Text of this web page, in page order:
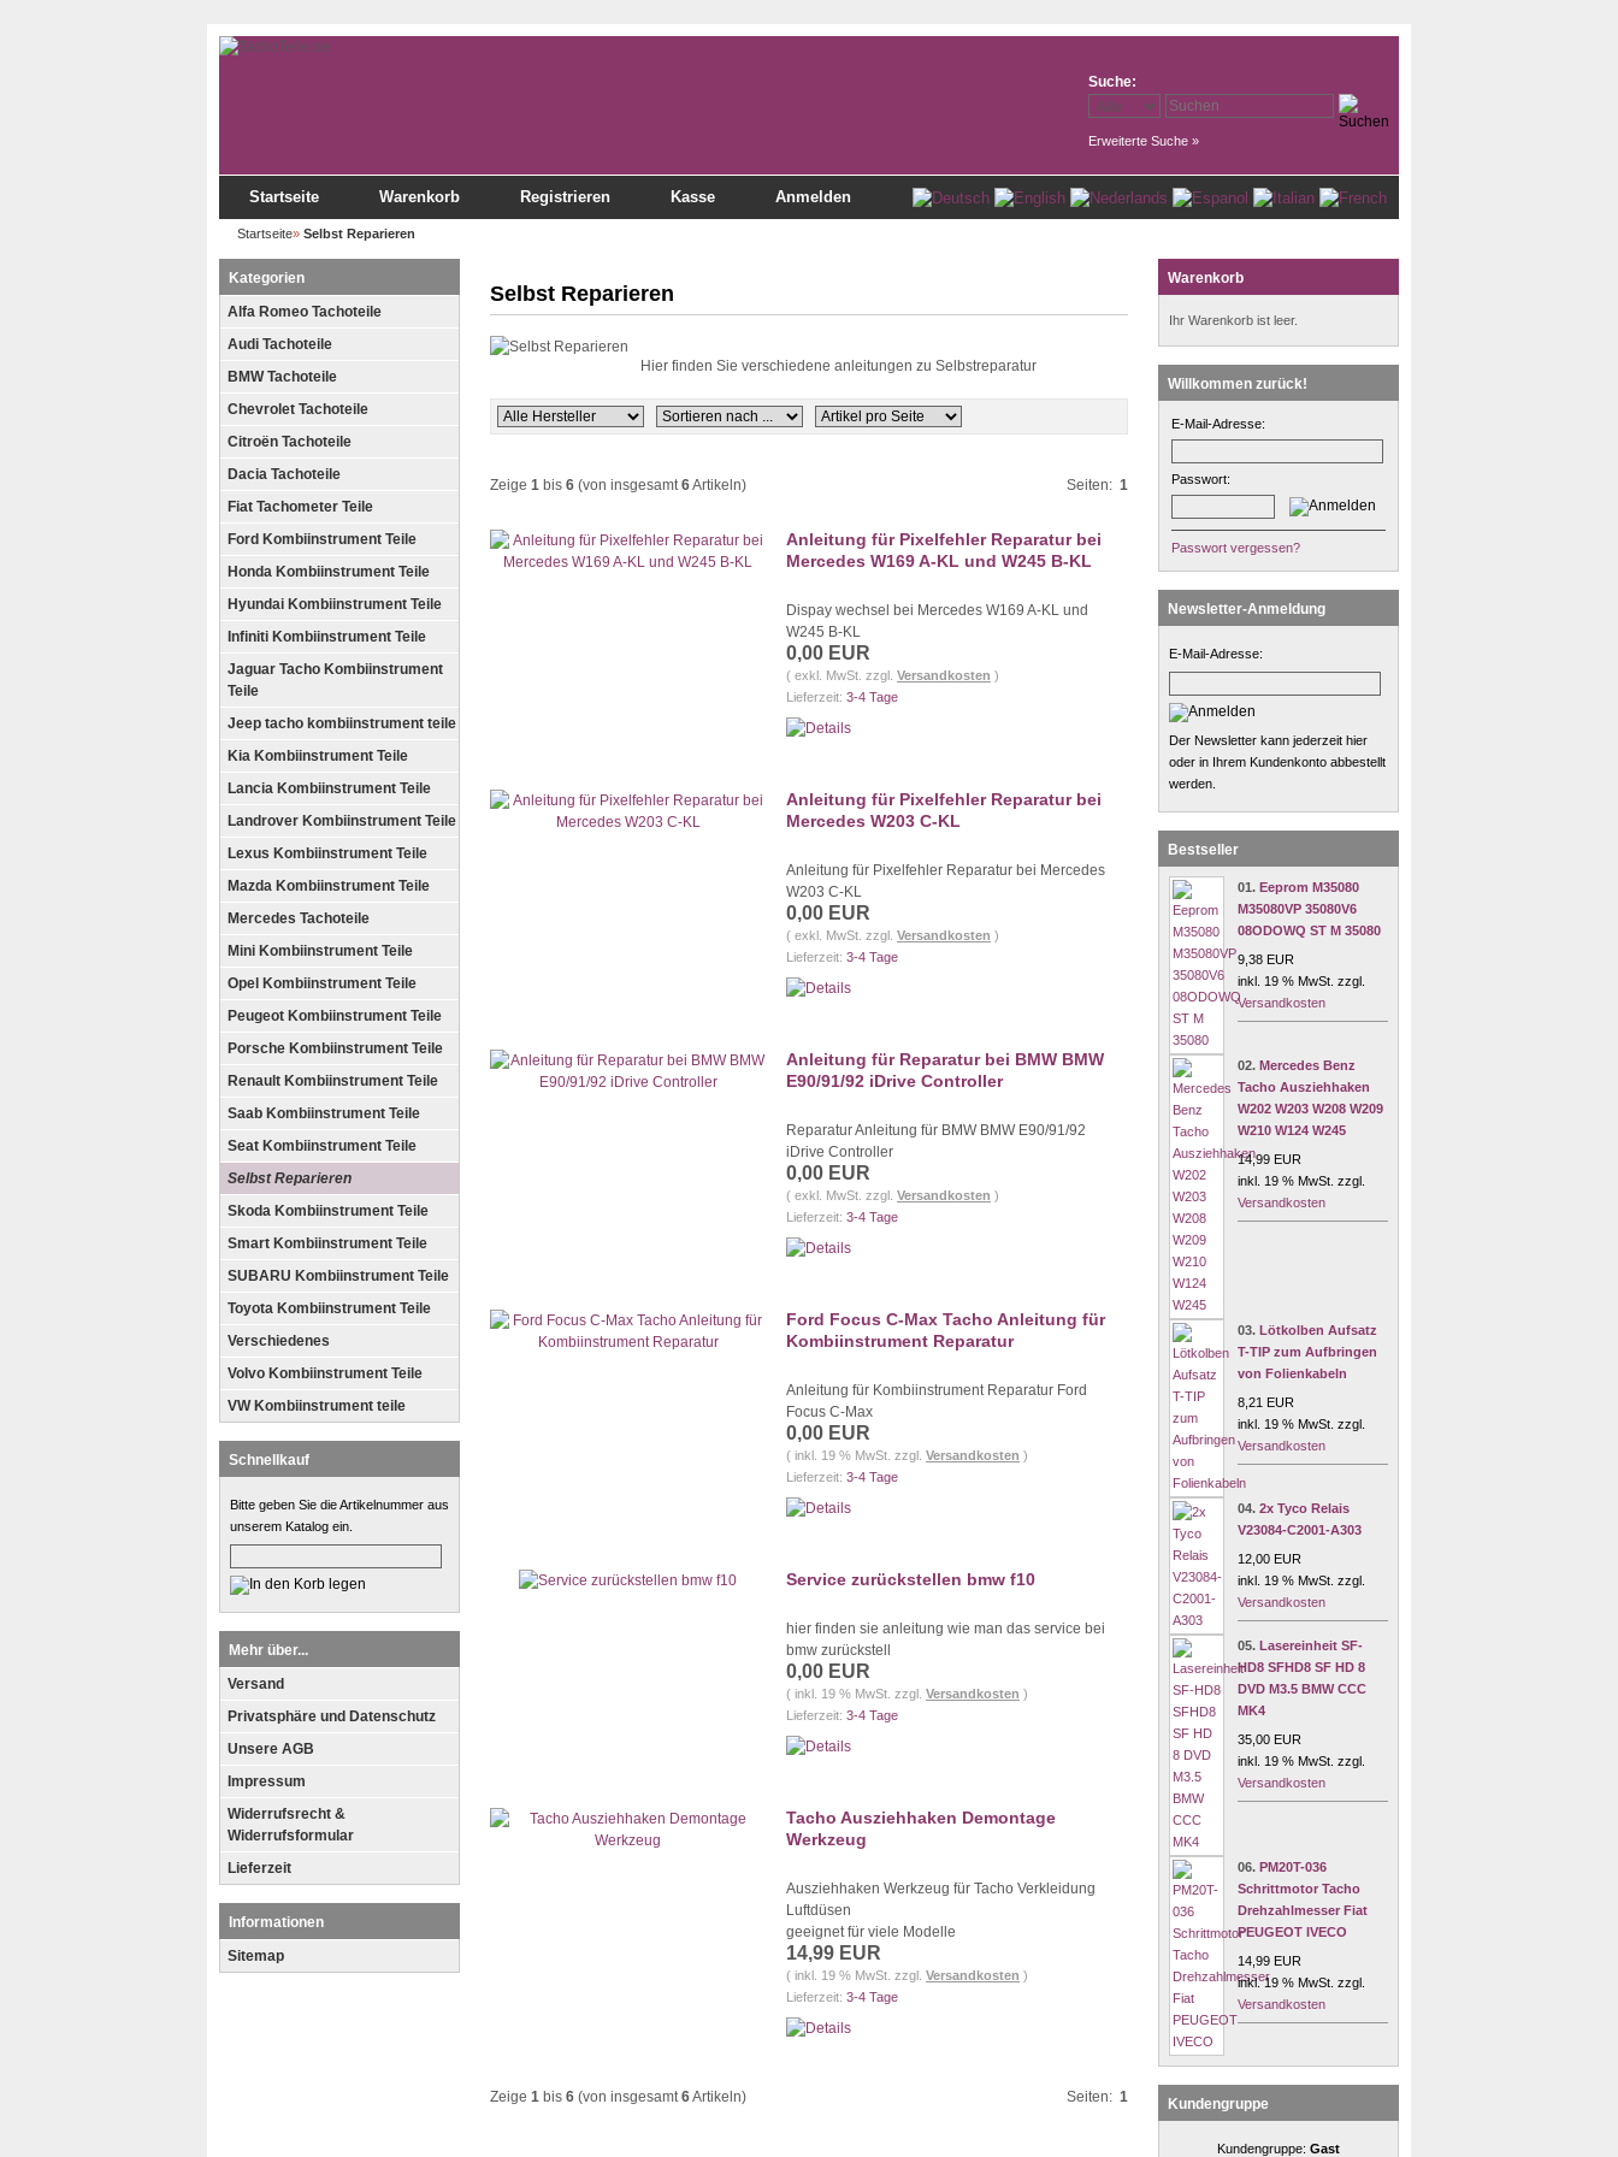
Suche:
Erweiterte Suche »
Startseite Warenkorb Registrieren Kasse Anmelden
Startseite» Selbst Reparieren
Kategorien
Alfa Romeo Tachoteile
Audi Tachoteile
BMW Tachoteile
Chevrolet Tachoteile
Citroën Tachoteile
Dacia Tachoteile
Fiat Tachometer Teile
Ford Kombiinstrument Teile
Honda Kombiinstrument Teile
Hyundai Kombiinstrument Teile
Infiniti Kombiinstrument Teile
Jaguar Tacho Kombiinstrument
Teile
Jeep tacho kombiinstrument teile
Kia Kombiinstrument Teile
Lancia Kombiinstrument Teile
Landrover Kombiinstrument Teile
Lexus Kombiinstrument Teile
Mazda Kombiinstrument Teile
Mercedes Tachoteile
Mini Kombiinstrument Teile
Opel Kombiinstrument Teile
Peugeot Kombiinstrument Teile
Porsche Kombiinstrument Teile
Renault Kombiinstrument Teile
Saab Kombiinstrument Teile
Seat Kombiinstrument Teile
Selbst Reparieren
Skoda Kombiinstrument Teile
Smart Kombiinstrument Teile
SUBARU Kombiinstrument Teile
Toyota Kombiinstrument Teile
Verschiedenes
Volvo Kombiinstrument Teile
VW Kombiinstrument teile
Schnellkauf
Bitte geben Sie die Artikelnummer aus
unserem Katalog ein.
Mehr über...
Versand
Privatsphäre und Datenschutz
Unsere AGB
Impressum
Widerrufsrecht &
Widerrufsformular
Lieferzeit
Informationen
Sitemap
Selbst Reparieren
Hier finden Sie verschiedene anleitungen zu Selbstreparatur
Zeige 1 bis 6 (von insgesamt6Artikeln) Seiten: 1
Anleitung für Pixelfehler Reparatur bei
Mercedes W169 A-KL und W245 B-KL
Dispay wechsel bei Mercedes W169 A-KL und
W245 B-KL
0,00 EUR
( exkl. MwSt. zzgl. Versandkosten )
Lieferzeit: 3-4 Tage
Anleitung für Pixelfehler Reparatur bei
Mercedes W203 C-KL
Anleitung für Pixelfehler Reparatur bei Mercedes
W203 C-KL
0,00 EUR
( exkl. MwSt. zzgl. Versandkosten )
Lieferzeit: 3-4 Tage
Anleitung für Reparatur bei BMW BMW
E90/91/92 iDrive Controller
Reparatur Anleitung für BMW BMW E90/91/92
iDrive Controller
0,00 EUR
( exkl. MwSt. zzgl. Versandkosten )
Lieferzeit: 3-4 Tage
Ford Focus C-Max Tacho Anleitung für
Kombiinstrument Reparatur
Anleitung für Kombiinstrument Reparatur Ford
Focus C-Max
0,00 EUR
( inkl. 19 % MwSt. zzgl. Versandkosten )
Lieferzeit: 3-4 Tage
Service zurückstellen bmw f10
hier finden sie anleitung wie man das service bei
bmw zurückstell
0,00 EUR
( inkl. 19 % MwSt. zzgl. Versandkosten )
Lieferzeit: 3-4 Tage
Tacho Ausziehhaken Demontage
Werkzeug
Ausziehhaken Werkzeug für Tacho Verkleidung
Luftdüsen
geeignet für viele Modelle
14,99 EUR
( inkl. 19 % MwSt. zzgl. Versandkosten )
Lieferzeit: 3-4 Tage
Zeige 1 bis 6 (von insgesamt6Artikeln) Seiten: 1
Warenkorb
Ihr Warenkorb ist leer.
Willkommen zurück!
E-Mail-Adresse:
Passwort:
Passwort vergessen?
Newsletter-Anmeldung
E-Mail-Adresse:
Der Newsletter kann jederzeit hier
oder in Ihrem Kundenkonto abbestellt
werden.
Bestseller
01. Eeprom M35080
M35080VP 35080V6
08ODOWQ ST M 35080
9,38 EUR
inkl. 19 % MwSt. zzgl.
Versandkosten
02. Mercedes Benz
Tacho Ausziehhaken
W202 W203 W208 W209
W210 W124 W245
14,99 EUR
inkl. 19 % MwSt. zzgl.
Versandkosten
03. Lötkolben Aufsatz
T-TIP zum Aufbringen
von Folienkabeln
8,21 EUR
inkl. 19 % MwSt. zzgl.
Versandkosten
04. 2x Tyco Relais
V23084-C2001-A303
12,00 EUR
inkl. 19 % MwSt. zzgl.
Versandkosten
05. Lasereinheit SF-
HD8 SFHD8 SF HD 8
DVD M3.5 BMW CCC
MK4
35,00 EUR
inkl. 19 % MwSt. zzgl.
Versandkosten
06. PM20T-036
Schrittmotor Tacho
Drehzahlmesser Fiat
PEUGEOT IVECO
14,99 EUR
inkl. 19 % MwSt. zzgl.
Versandkosten
Kundengruppe
Kundengruppe: Gast